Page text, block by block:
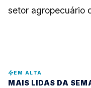
setor agropecuário
EM ALTA
MAIS LIDAS DA